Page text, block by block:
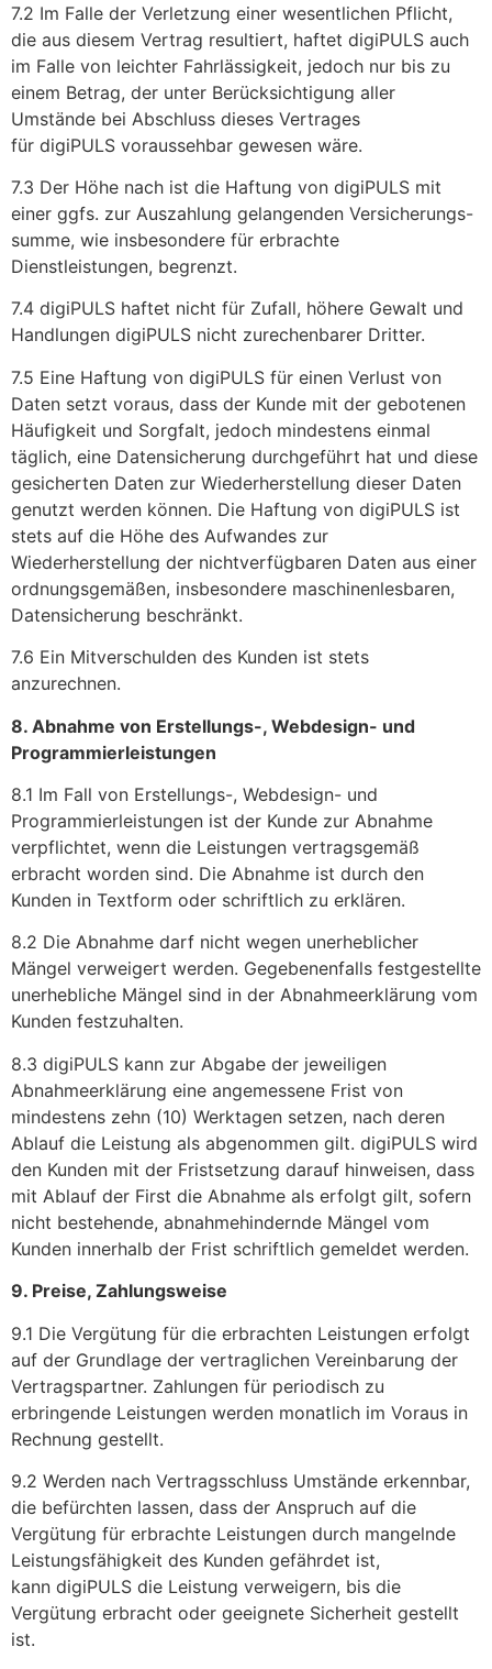
7.2 Im Falle der Verletzung einer wesentlichen Pflicht,
die aus diesem Vertrag resultiert, haftet digiPULS auch
im Falle von leichter Fahrlässigkeit, jedoch nur bis zu
einem Betrag, der unter Berücksichtigung aller
Umstände bei Abschluss dieses Vertrages
für digiPULS voraussehbar gewesen wäre.
7.3 Der Höhe nach ist die Haftung von digiPULS mit
einer ggfs. zur Auszahlung gelangenden Versicherungs-
summe, wie insbesondere für erbrachte
Dienstleistungen, begrenzt.
7.4 digiPULS haftet nicht für Zufall, höhere Gewalt und
Handlungen digiPULS nicht zurechenbarer Dritter.
7.5 Eine Haftung von digiPULS für einen Verlust von
Daten setzt voraus, dass der Kunde mit der gebotenen
Häufigkeit und Sorgfalt, jedoch mindestens einmal
täglich, eine Datensicherung durchgeführt hat und diese
gesicherten Daten zur Wiederherstellung dieser Daten
genutzt werden können. Die Haftung von digiPULS ist
stets auf die Höhe des Aufwandes zur
Wiederherstellung der nichtverfügbaren Daten aus einer
ordnungsgemäßen, insbesondere maschinenlesbaren,
Datensicherung beschränkt.
7.6 Ein Mitverschulden des Kunden ist stets
anzurechnen.
8. Abnahme von Erstellungs-, Webdesign- und
Programmierleistungen
8.1 Im Fall von Erstellungs-, Webdesign- und
Programmierleistungen ist der Kunde zur Abnahme
verpflichtet, wenn die Leistungen vertragsgemäß
erbracht worden sind. Die Abnahme ist durch den
Kunden in Textform oder schriftlich zu erklären.
8.2 Die Abnahme darf nicht wegen unerheblicher
Mängel verweigert werden. Gegebenenfalls festgestellte
unerhebliche Mängel sind in der Abnahmeerklärung vom
Kunden festzuhalten.
8.3 digiPULS kann zur Abgabe der jeweiligen
Abnahmeerklärung eine angemessene Frist von
mindestens zehn (10) Werktagen setzen, nach deren
Ablauf die Leistung als abgenommen gilt. digiPULS wird
den Kunden mit der Fristsetzung darauf hinweisen, dass
mit Ablauf der First die Abnahme als erfolgt gilt, sofern
nicht bestehende, abnahmehindernde Mängel vom
Kunden innerhalb der Frist schriftlich gemeldet werden.
9. Preise, Zahlungsweise
9.1 Die Vergütung für die erbrachten Leistungen erfolgt
auf der Grundlage der vertraglichen Vereinbarung der
Vertragspartner. Zahlungen für periodisch zu
erbringende Leistungen werden monatlich im Voraus in
Rechnung gestellt.
9.2 Werden nach Vertragsschluss Umstände erkennbar,
die befürchten lassen, dass der Anspruch auf die
Vergütung für erbrachte Leistungen durch mangelnde
Leistungsfähigkeit des Kunden gefährdet ist,
kann digiPULS die Leistung verweigern, bis die
Vergütung erbracht oder geeignete Sicherheit gestellt
ist.